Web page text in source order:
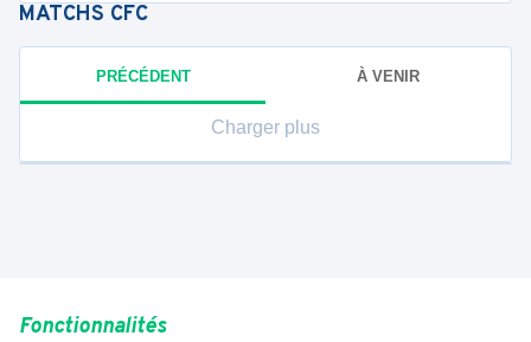
MATCHS CFC
PRÉCÉDENT À VENIR
Charger plus
Fonctionnalités